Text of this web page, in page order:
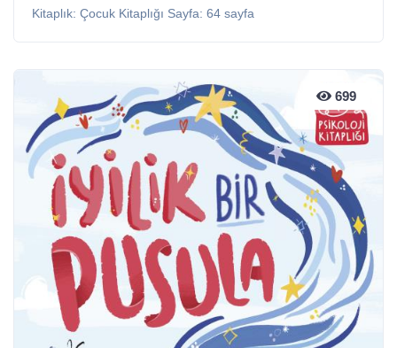
Kitaplık: Çocuk Kitaplığı Sayfa: 64 sayfa
699
699